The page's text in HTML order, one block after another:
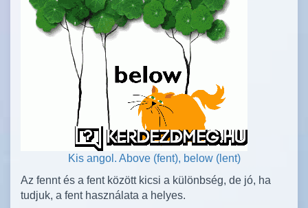
Kis angol. Above (fent), below (lent)
Az fennt és a fent között kicsi a különbség, de jó, ha
tudjuk, a fent használata a helyes.